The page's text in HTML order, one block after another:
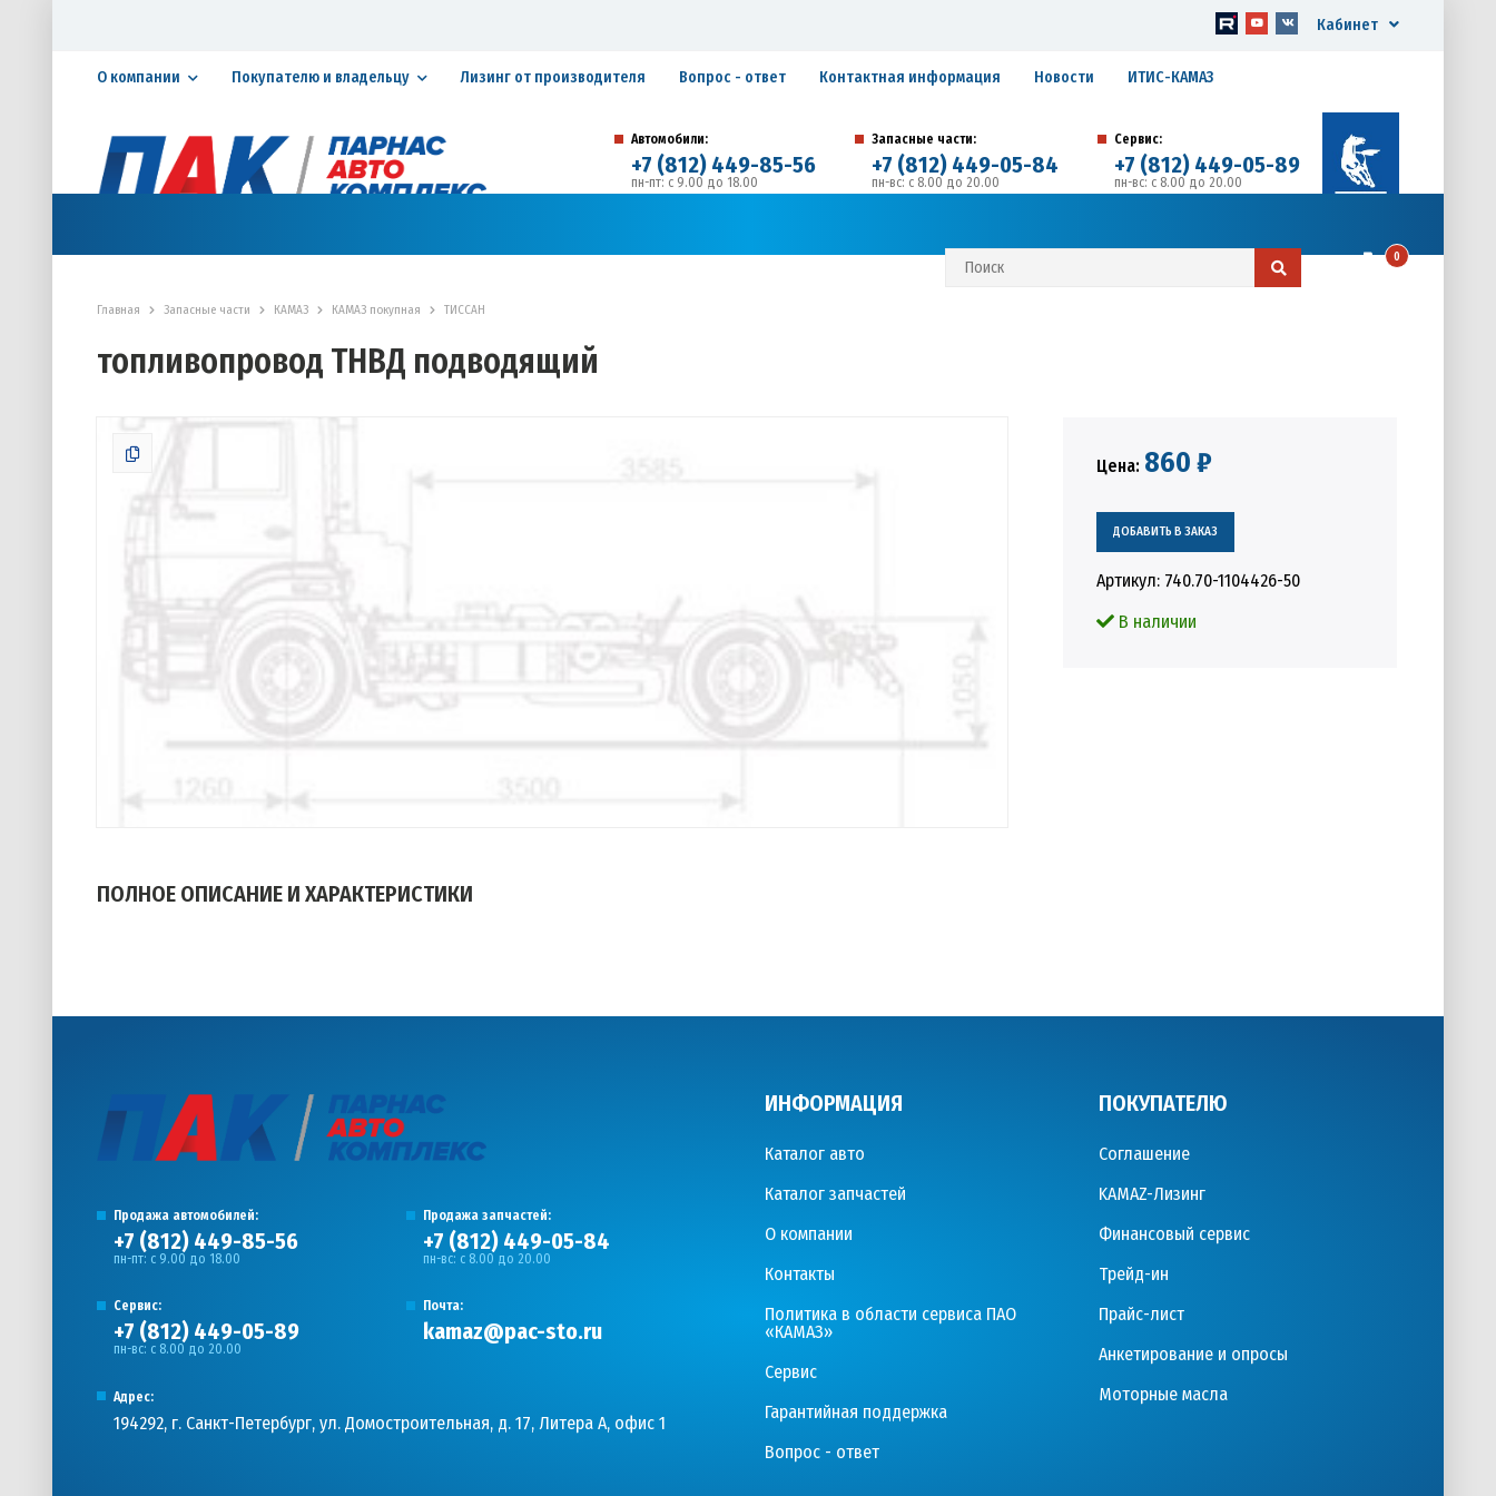
Кабинет
О компании Покупателю и владельцу Лизинг от производителя Вопрос - ответ Контактная информация Новости ИТИС-КАМАЗ
Автомобили:
+7 (812) 449-85-56
пн-пт: с 9.00 до 18.00
Запасные части:
+7 (812) 449-05-84
пн-вс: с 8.00 до 20.00
Сервис:
+7 (812) 449-05-89
пн-вс: с 8.00 до 20.00
0
Главная Запасные части КАМАЗ КАМАЗ покупная ТИССАН
топливопровод ТНВД подводящий
Цена: 860 ₽
Артикул: 740.70-1104426-50
В наличии
ПОЛНОЕ ОПИСАНИЕ И ХАРАКТЕРИСТИКИ
Продажа автомобилей:
+7 (812) 449-85-56
пн-пт: с 9.00 до 18.00
Продажа запчастей:
+7 (812) 449-05-84
пн-вс: с 8.00 до 20.00
Сервис:
+7 (812) 449-05-89
пн-вс: с 8.00 до 20.00
Почта:
kamaz@pac-sto.ru
Адрес:
194292, г. Санкт-Петербург, ул. Домостроительная, д. 17, Литера А, офис 1
ИНФОРМАЦИЯ
Каталог авто
Каталог запчастей
О компании
Контакты
Политика в области сервиса ПАО
«КАМАЗ»
Сервис
Гарантийная поддержка
Вопрос - ответ
ПОКУПАТЕЛЮ
Соглашение
KAMAZ-Лизинг
Финансовый сервис
Трейд-ин
Прайс-лист
Анкетирование и опросы
Моторные масла